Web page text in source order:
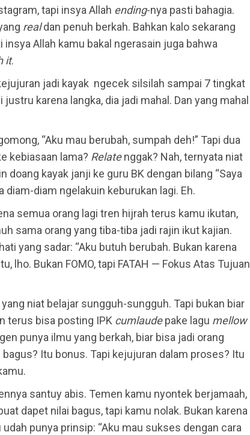
tapi insya Allah ending-nya pasti bahagia.
realdan penuh berkah. Bahkan kalo sekarang
insya Allah kamu bakal ngerasain juga bahwa
it.
jadi kayak ngecek silsilah sampai 7 tingkat
karena langka, dia jadi mahal. Dan yang mahal
“Aku mau berubah, sumpah deh!” Tapi dua
kebiasaan lama? Relatenggak? Nah, ternyata niat
doang kayak janji ke guru BK dengan bilang “Saya
diam-diam ngelakuin keburukan lagi. Eh.
semua orang lagi tren hijrah terus kamu ikutan,
sama orang yang tiba-tiba jadi rajin ikut kajian.
yang sadar: “Aku butuh berubah. Bukan karena
lho. Bukan FOMO, tapi FATAH — Fokus Atas Tujuan
niat belajar sungguh-sungguh. Tapi bukan biar
terus bisa posting IPK cumlaudepake lagu mellow
punya ilmu yang berkah, biar bisa jadi orang
Itu bonus. Tapi kejujuran dalam proses? Itu
santuy abis. Temen kamu nyontek berjamaah,
dapet nilai bagus, tapi kamu nolak. Bukan karena
punya prinsip: “Aku mau sukses dengan cara